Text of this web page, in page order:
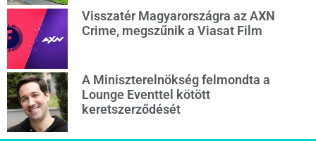
Visszatér Magyarországra az AXN
Crime, megszűnik a Viasat Film
A Miniszterelnökség felmondta a
Lounge Eventtel kötött
keretszerződését